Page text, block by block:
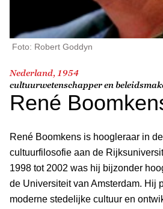
Foto: Robert Goddyn
Nederland, 1954
cultuurwetenschapper en
René
René Boomkens is hoogleraar in
cultuurfilosofie aan de
1998 tot 2002 was hij bijzonder
de Universiteit van Amsterdam. Hij
moderne stedelijke cultuur en